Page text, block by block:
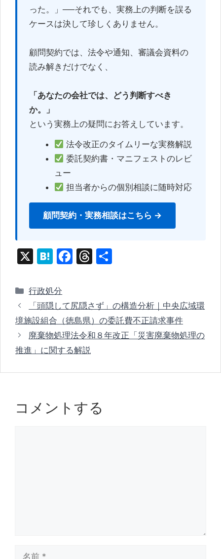
った。」──それでも、実務上の判断を誤る
ケースは決して珍しくありません。
顧問契約では、法令や通知、審議会資料の
読み解きだけでなく、
「あなたの会社では、どう判断すべき
か。」
という実務上の疑問にお答えしています。
法令改正のタイムリーな実務解説
委託契約書・マニフェストのレビ
ュー
担当者からの個別相談に随時対応
顧問契約・実務相談はこちら →
X
H
e
n
a
F
e
b
o
o
T
a
d
s
カ
テ
リ
ー
行政処分
「頭隠して尻隠さず」の構造分析｜中央広域環
境施設組合（徳島県）の委託費不正請求事件
廃棄物処理法令和８年改正「災害廃棄物処理の
推進」に関する解説
コメントする